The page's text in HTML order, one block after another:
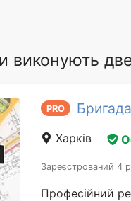
виконують
PRO
Харків
Зареєстрований 4
Професійний